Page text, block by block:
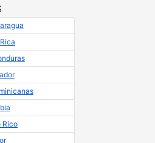
Rico